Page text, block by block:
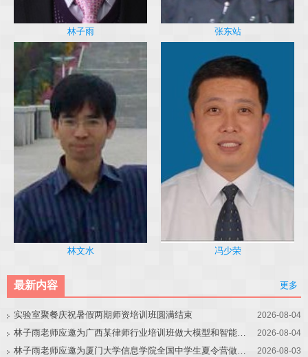
林子雨 张东站
林文水 冯少荣
最新内容 更多
实验室聚餐庆祝暑假两期师资培训班圆满结束 2026-08-04
林子雨老师应邀为广西某律师行业培训班做大模型和智能体讲座 2026-08-04
林子雨老师应邀为厦门大学信息学院全国中学生夏令营做大模型讲座 2026-08-03